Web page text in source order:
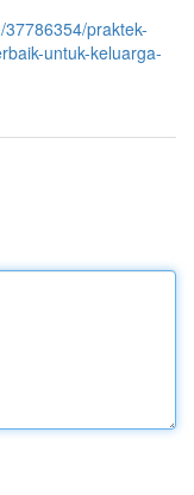
praktek-
untuk-keluarga-